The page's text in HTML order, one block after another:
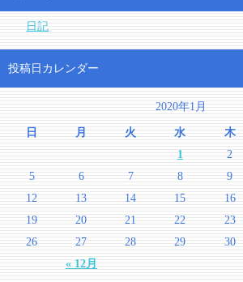
日記
投稿日カレンダー
2020年1月
日 月 火 水 木
« 12月
1 2
5
6 7 8 9
12
13 14 15 16
19
20 21 22 23
26
27 28 29 30